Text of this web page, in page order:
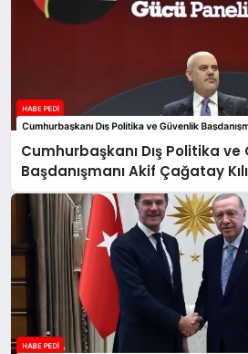
Cumhurbaşkanı Dış Politika ve
Başdanışmanı Akif Çağatay
Panelinde Önemli Açıklamalar